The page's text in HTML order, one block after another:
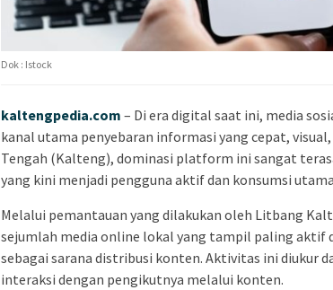
Dok : Istock
kaltengpedia.com – Di era digital saat ini, media
kanal utama penyebaran informasi yang cepat,
Tengah (Kalteng), dominasi platform ini sangat
yang kini menjadi pengguna aktif dan konsumsi
Melalui pemantauan yang dilakukan oleh Litbang
sejumlah media online lokal yang tampil paling aktif
sebagai sarana distribusi konten. Aktivitas ini diukur
interaksi dengan pengikutnya melalui konten.